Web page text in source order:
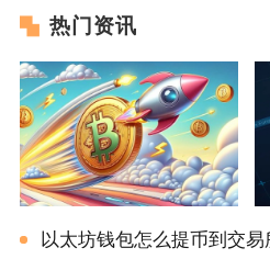
热门资讯
以太坊钱包怎么提币到交易